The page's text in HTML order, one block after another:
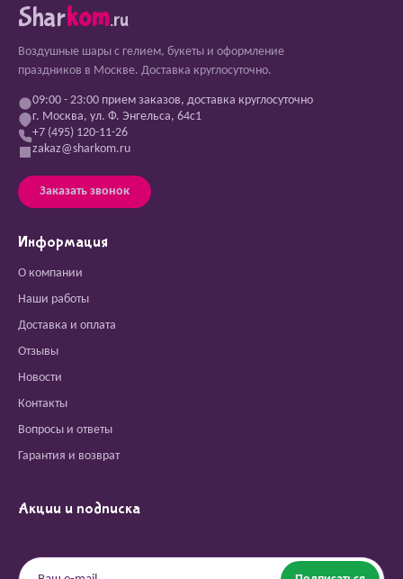
Sharkom.ru
Воздушные шары с гелием, букеты и оформление
праздников в Москве. Доставка круглосуточно.
09:00 - 23:00 прием заказов, доставка круглосуточно
г. Москва, ул. Ф. Энгельса, 64с1
+7 (495) 120-11-26
zakaz@sharkom.ru
Заказать звонок
Информация
О компании
Наши работы
Доставка и оплата
Отзывы
Новости
Контакты
Вопросы и ответы
Гарантия и возврат
Акции и подписка